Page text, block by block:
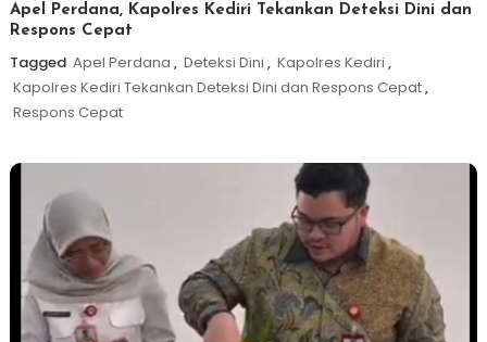
Apel Perdana, Kapolres Kediri Tekankan Deteksi Dini dan
Respons Cepat
Tagged Apel Perdana , Deteksi Dini , Kapolres Kediri ,
Kapolres Kediri Tekankan Deteksi Dini dan Respons Cepat,
Respons Cepat